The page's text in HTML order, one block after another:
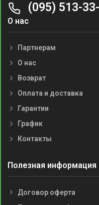
(095) 513-
О нас
Партнерам
О нас
Возврат
Оплата и доставка
Гарантии
График
Контакты
Полезная информация
Договор оферта